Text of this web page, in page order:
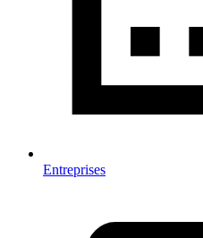
Entreprises